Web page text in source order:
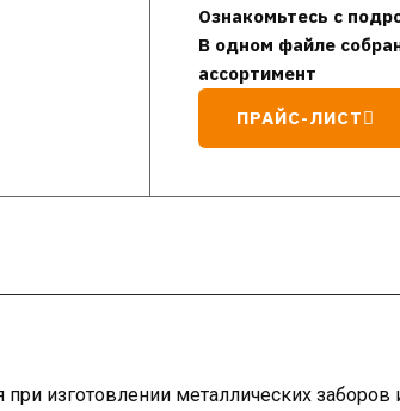
Ознакомьтесь с
В одном файле
ассортимент
ПРАЙС-ЛИСТ
при изготовлении металлических